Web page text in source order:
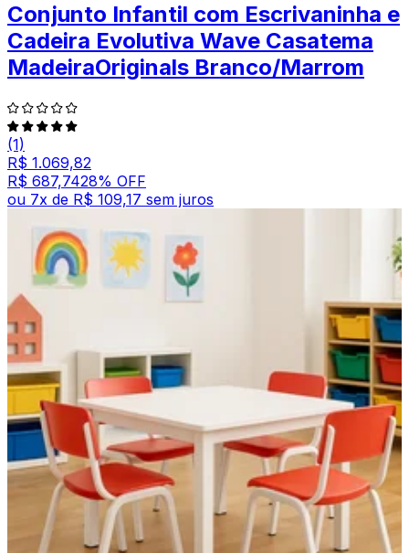
Conjunto Infantil com Escrivaninha e
Cadeira Evolutiva Wave Casatema
MadeiraOriginals Branco/Marrom
(1)
R$ 1.069,82
R$ 687,7428% OFF
ou 7x de R$ 109,17 sem juros